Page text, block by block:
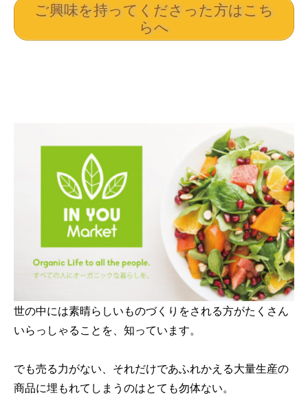
ご興味を持ってくださった方はこち
らへ
世の中には素晴らしいものづくりをされる方がたくさん
いらっしゃることを、知っています。
でも売る力がない、それだけであふれかえる大量生産の
商品に埋もれてしまうのはとても勿体ない。